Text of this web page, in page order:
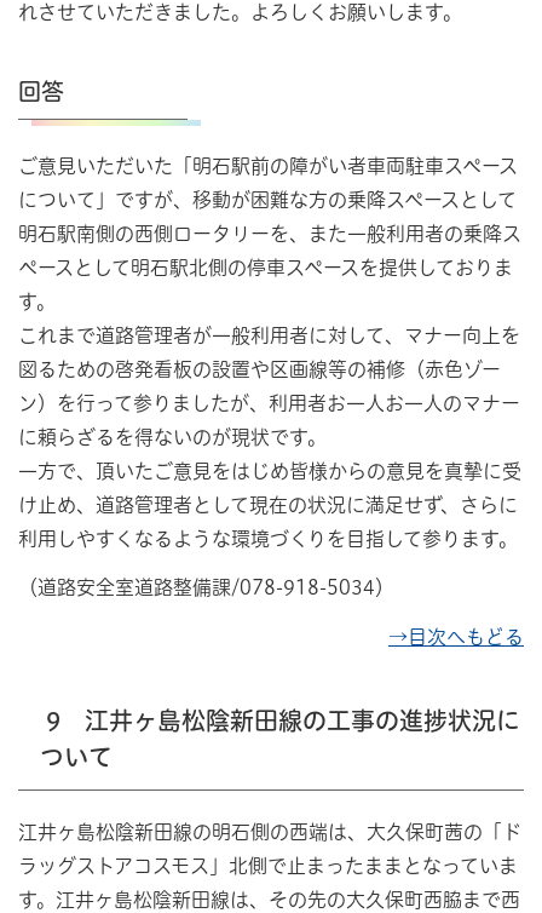
れさせていただきました。よろしくお願いします。
回答
ご意見いただいた「明石駅前の障がい者車両駐車スペース
について」ですが、移動が困難な方の乗降スペースとして
明石駅南側の西側ロータリーを、また一般利用者の乗降ス
ペースとして明石駅北側の停車スペースを提供しておりま
す。
これまで道路管理者が一般利用者に対して、マナー向上を
図るための啓発看板の設置や区画線等の補修（赤色ゾー
ン）を行って参りましたが、利用者お一人お一人のマナー
に頼らざるを得ないのが現状です。
一方で、頂いたご意見をはじめ皆様からの意見を真摯に受
け止め、道路管理者として現在の状況に満足せず、さらに
利用しやすくなるような環境づくりを目指して参ります。
（道路安全室道路整備課/078-918-5034）
→目次へもどる
9 江井ヶ島松陰新田線の工事の進捗状況に
ついて
江井ヶ島松陰新田線の明石側の西端は、大久保町茜の「ド
ラッグストアコスモス」北側で止まったままとなっていま
す。江井ヶ島松陰新田線は、その先の大久保町西脇まで西